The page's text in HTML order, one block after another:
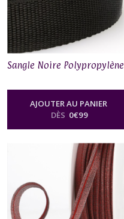
Sangle Noire Polypropylène
AJOUTER AU PANIER
DÈS 0€99